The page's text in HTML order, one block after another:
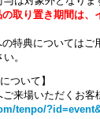
取り置き期間は、
特典についてはご
。
ついて】
来場いただくお客
tenpo/